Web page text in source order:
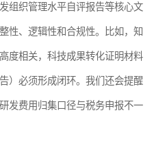
组织管理水平自评报告等核心文
性、逻辑性和合规性。比如，知
度相关，科技成果转化证明材料
）必须形成闭环。我们还会提醒
发费用归集口径与税务申报不一